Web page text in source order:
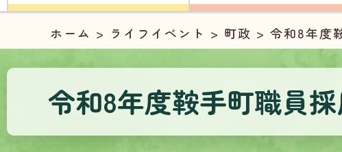
ホーム > ライフイベント > 町政 > 令和8年度
令和8年度鞍手町職員